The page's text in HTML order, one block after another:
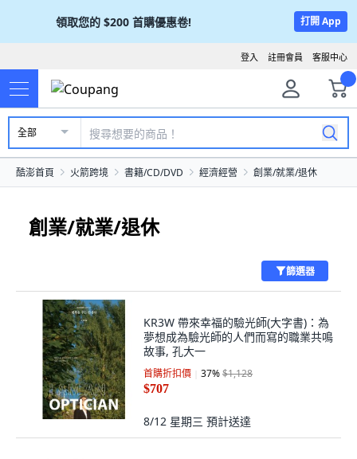
領取您的 $200 首購優惠卷! 打開 App
客服中心
註冊會員
登入
全部
酷澎首頁 火箭跨境 書籍/CD/DVD 經濟經營 創業/就業/退休
創業/就業/退休
篩選器
KR3W 帶來幸福的驗光師(大字書)：為
夢想成為驗光師的人們而寫的職業共鳴
故事, 孔大一
首購折扣價 37%$1,128
$707
8/12 星期三 預計送達